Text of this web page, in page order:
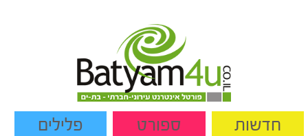
חדשות ספורט
פלילים